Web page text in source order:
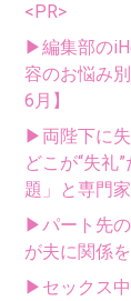
<PR>
▶編集部の
容のお悩み
6月】
▶両陛下に失
どこが“失礼
題」と専門
▶パート先
が夫に関係
▶セックス中